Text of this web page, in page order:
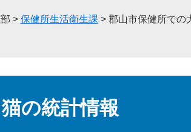
> 保健所生活衛生課 > 郡山市保健所での
の統計情報